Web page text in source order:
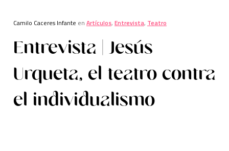
Camilo Caceres Infante en Artículos, Entrevista, Teatro
Entrevista | Jesús
Urqueta, el teatro contra
el individualismo